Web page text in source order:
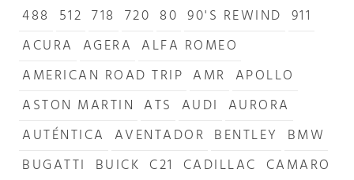
488 512 718 720 80 90'S REWIND 911
ACURA AGERA ALFA ROMEO
AMERICAN ROAD TRIP AMR APOLLO
ASTON MARTIN ATS AUDI AURORA
AUTÉNTICA AVENTADOR BENTLEY BMW
BUGATTI BUICK C21 CADILLAC CAMARO